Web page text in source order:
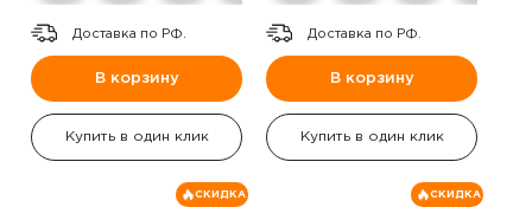
Доставка по РФ.
В корзину
Купить в один клик
Доставка по РФ.
В корзину
Купить в один клик
СКИДКА СКИДКА